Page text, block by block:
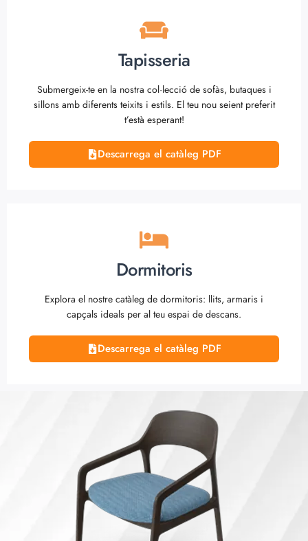
Tapisseria
Submergeix-te en la nostra col·lecció de sofàs, butaques i
sillons amb diferents teixits i estils. El teu nou seient preferit
t’està esperant!
Descarrega el catàleg PDF
Dormitoris
Explora el nostre catàleg de dormitoris: llits, armaris i
capçals ideals per al teu espai de descans.
Descarrega el catàleg PDF